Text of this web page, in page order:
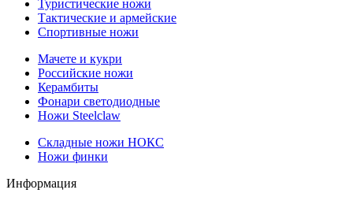
Туристические ножи
Тактические и армейские
Спортивные ножи
Мачете и кукри
Российские ножи
Керамбиты
Фонари светодиодные
Ножи Steelclaw
Складные ножи НОКС
Ножи финки
Информация